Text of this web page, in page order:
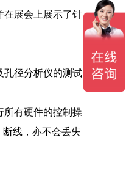
在展会上展示了针
孔径分析仪的测试
所有硬件的控制操
线，亦不会丢失